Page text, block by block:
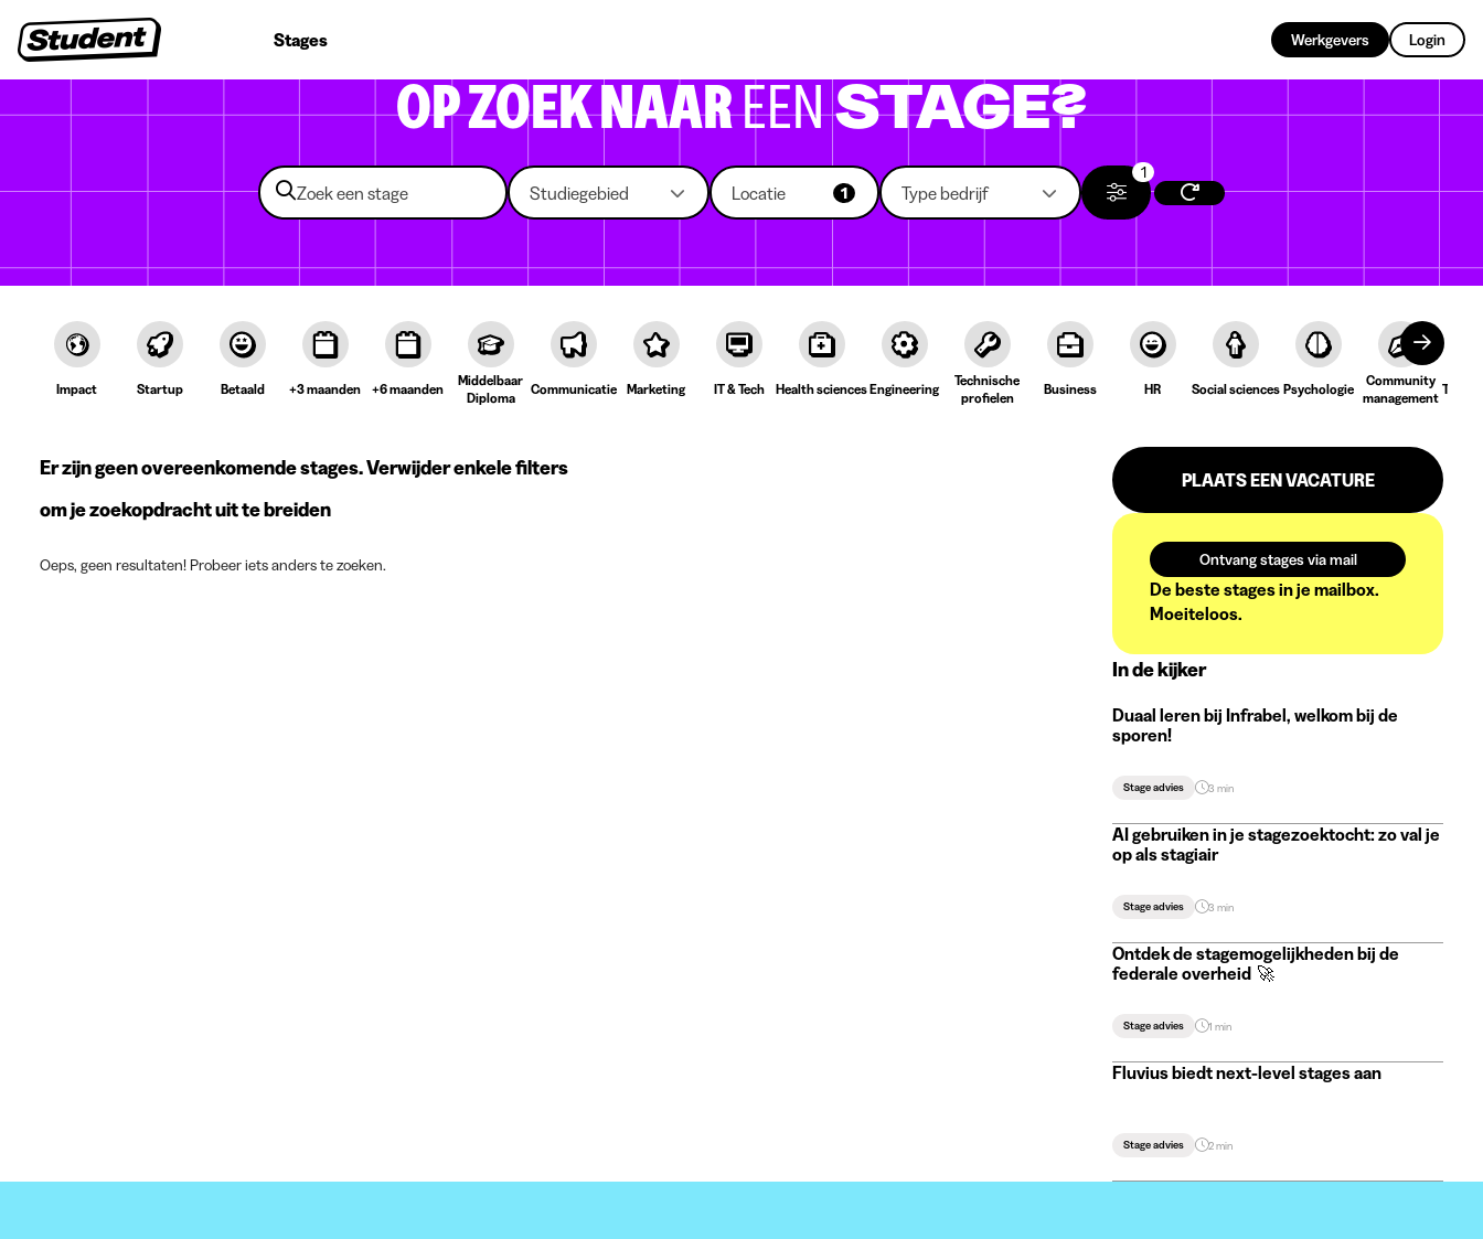
Stages Werkgevers Login
OP ZOEK NAAREENSTAGE?
Studiegebied Locatie 1 Type bedrijf
1
Impact Startup Betaald +3 maanden +6 maanden
Middelbaar
Diploma
Communicatie Marketing IT & Tech Health sciencesEngineering
Technische
profielen
Business HR Social sciences Psychologie
Community
management
Taal &
Er zijn geen overeenkomende stages. Verwijder enkele filters
om je zoekopdracht uit te breiden
Oeps, geen resultaten! Probeer iets anders te zoeken.
PLAATS EEN VACATURE
Ontvang stages via mail
De beste stages in je mailbox.
Moeiteloos.
In de kijker
Duaal leren bij Infrabel, welkom bij de
sporen!
Stage advies 3 min
AI gebruiken in je stagezoektocht: zo val je
op als stagiair
Stage advies 3 min
Ontdek de stagemogelijkheden bij de
federale overheid 🚀
Stage advies 1 min
Fluvius biedt next-level stages aan
Stage advies 2 min